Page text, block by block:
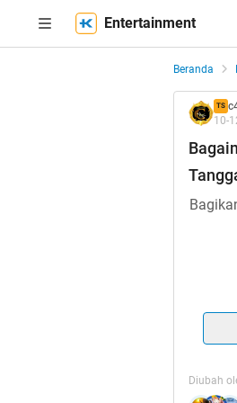
Entertainment
Beranda
TS
10-
Diubah